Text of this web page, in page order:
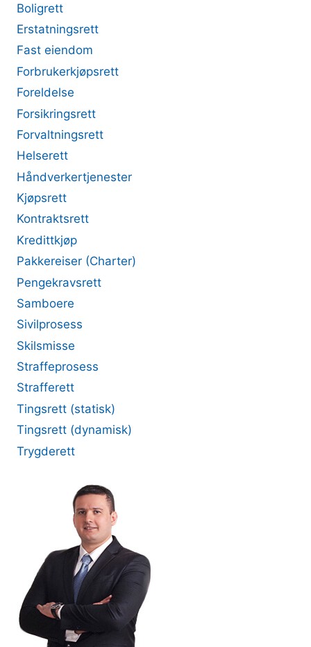
Boligrett
Erstatningsrett
Fast eiendom
Forbrukerkjøpsrett
Foreldelse
Forsikringsrett
Forvaltningsrett
Helserett
Håndverkertjenester
Kjøpsrett
Kontraktsrett
Kredittkjøp
Pakkereiser (Charter)
Pengekravsrett
Samboere
Sivilprosess
Skilsmisse
Straffeprosess
Strafferett
Tingsrett (statisk)
Tingsrett (dynamisk)
Trygderett